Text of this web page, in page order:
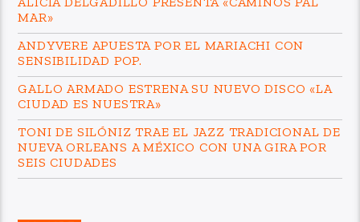
MAR»
ANDYVERE APUESTA POR EL MARIACHI CON
SENSIBILIDAD POP.
GALLO ARMADO ESTRENA SU NUEVO DISCO «LA
CIUDAD ES NUESTRA»
TONI DE SILÓNIZ TRAE EL JAZZ TRADICIONAL DE
NUEVA ORLEANS A MÉXICO CON UNA GIRA POR
SEIS CIUDADES